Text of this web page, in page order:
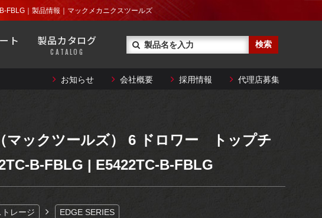
レンチ
・テスター 特殊工具
・ ホイール
なか見ることができない大型商品や
ども目にすることができます。
ト 製品カタログ
CATALOG
レンチ
ール トルクレンチ
・ ホイール
サスペンション
メンテナンス
なか見ることができない大型商品や
ついて 技術資料ダウンロード
お知らせ 会社概要 採用情報 代理店募集
FBLG｜製品情報｜マックメカニクスツールズ
マックツールズ） 6 ドロワー トップチ
B-FBLG | E5422TC-B-FBLG
レージ EDGE SERIES